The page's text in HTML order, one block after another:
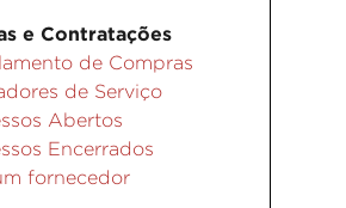
e Contratações
de Compras
de Serviço
Abertos
Encerrados
fornecedor